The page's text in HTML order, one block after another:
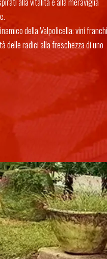
della Valpolicella: vini franchi
delle radici alla freschezza di uno